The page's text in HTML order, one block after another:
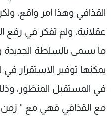
القذافي وهذا امر واقع،
عقلانية، ولم تفكر في رفع
ما يسمى بالسلطة
يمكنها توفير الاستقرار في
في المستقبل المنظور،
مع القذافي فهي مع " زمن